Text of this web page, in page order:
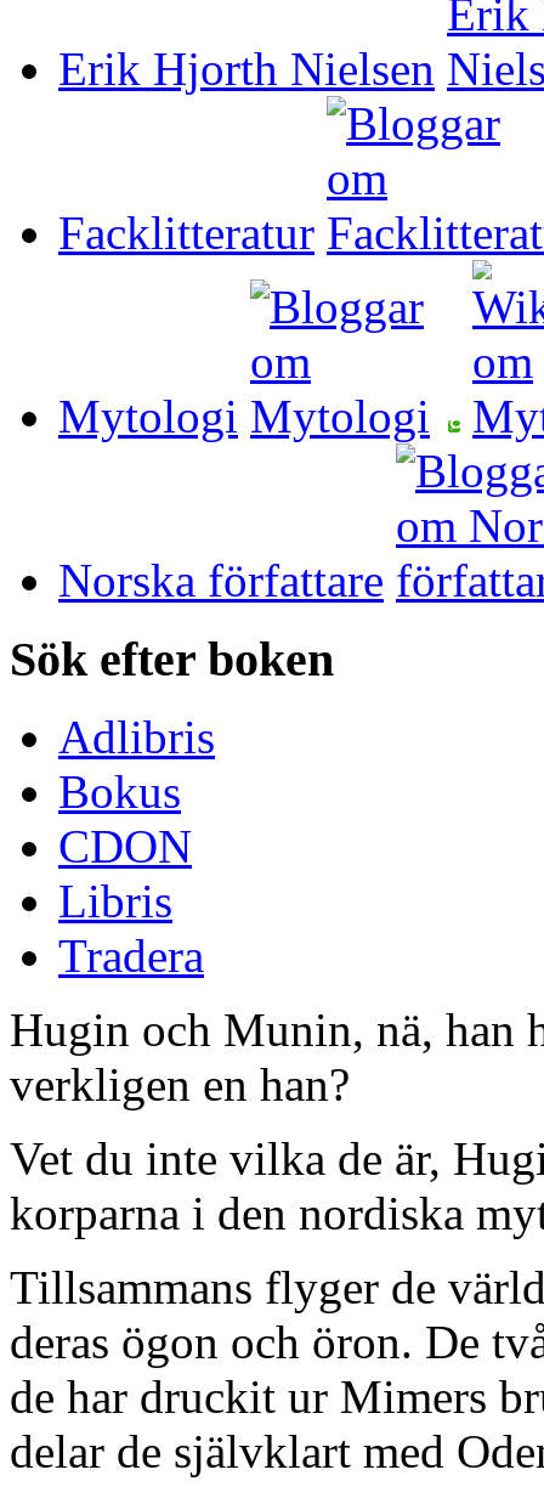
Erik Hjorth Nielsen
Facklitteratur
Mytologi
Norska författare
Sök efter boken
Adlibris
Bokus
CDON
Libris
Tradera
Hugin och Munin, nä, han
verkligen en han?
Vet du inte vilka de är,
korparna i den nordiska
Tillsammans flyger de
deras ögon och öron. De
de har druckit ur Mimers
delar de självklart med